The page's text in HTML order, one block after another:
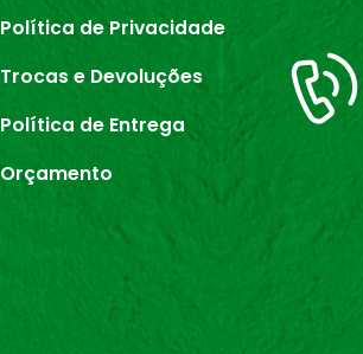
Política de Privacidade
Trocas e Devoluções
Política de Entrega
Orçamento